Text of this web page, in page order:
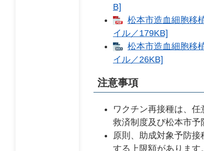
B]
松本市造血細胞移
イル／179KB]
松本市造血細胞移
イル／26KB]
注意事項
ワクチン再接種は、
救済制度及び松本市予
原則、助成対象予防
する上限額があります。